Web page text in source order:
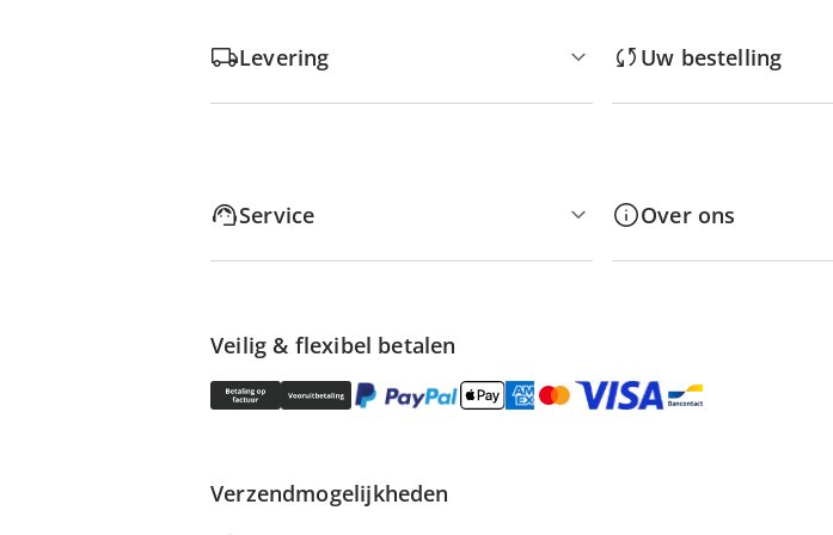
Levering Uw bestelling
Service Over ons
Veilig & flexibel betalen
Verzendmogelijkheden